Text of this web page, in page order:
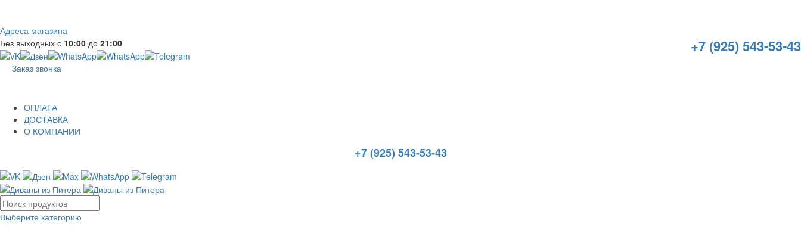
Адреса магазина
+7 (925) 543-53-43
Без выходных с 10:00 до 21:00
Заказ звонка
ОПЛАТА
ДОСТАВКА
О КОМПАНИИ
+7 (925) 543-53-43
Выберите категорию